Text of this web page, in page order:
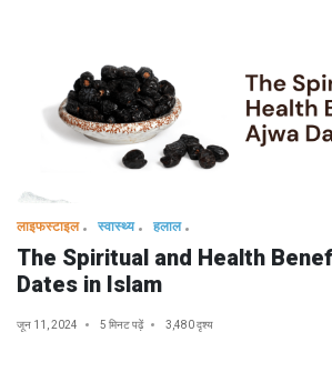
लाइफस्टाइल स्वास्थ्य हलाल
The Spiritual and Health
Dates in Islam
जून 11, 2024 5 मिनट पढ़ें 3,480 दृश्य